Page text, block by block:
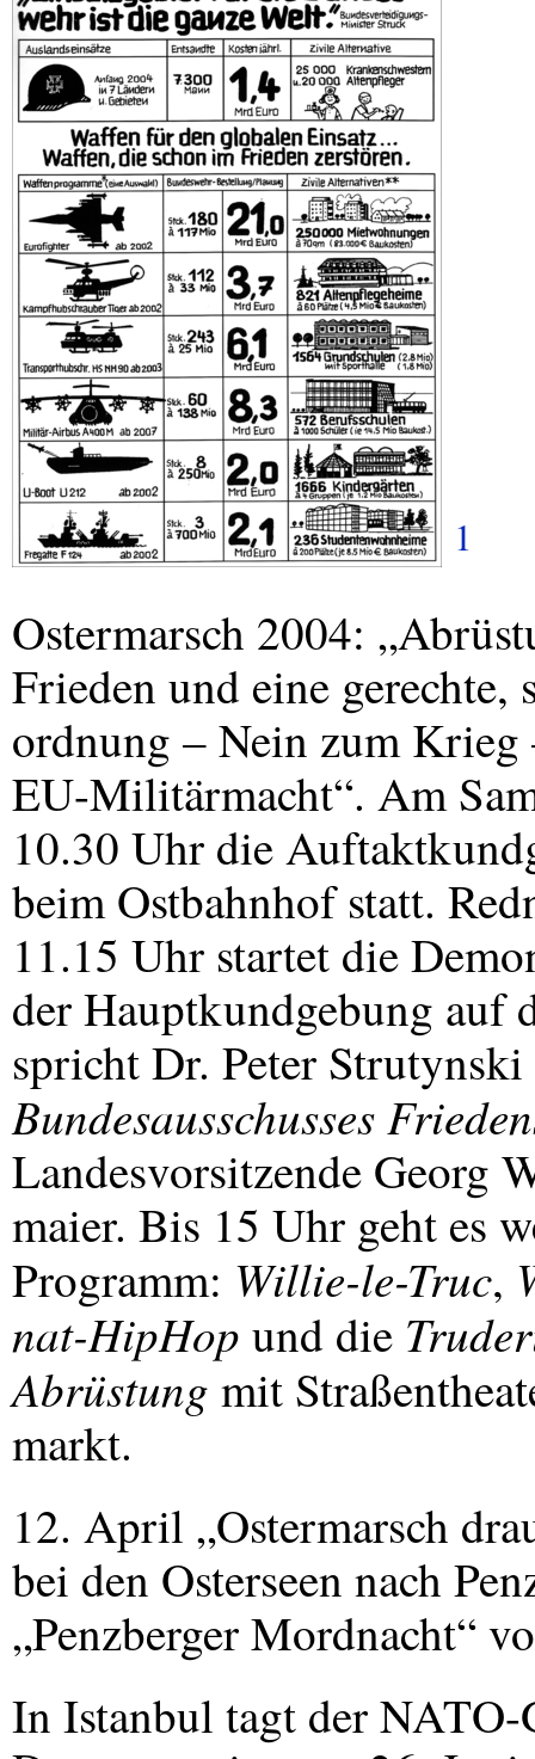
1
Ostermarsch 2004:
Frieden und eine gerechte,
ordnung – Nein zum Krieg
EU-Militärmacht“. Am
10.30 Uhr die
beim Ostbahnhof statt.
11.15 Uhr startet die
der Hauptkundgebung auf
spricht Dr. Peter Strutynski
Bundesausschusses
Landesvorsitzende Georg
maier. Bis 15 Uhr geht es
Programm: Willie-le-Truc,
nat-HipHop und die
Abrüstung mit
markt.
12. April „Ostermarsch
bei den Osterseen nach
„Penzberger Mordnacht“
In Istanbul tagt derNATO-